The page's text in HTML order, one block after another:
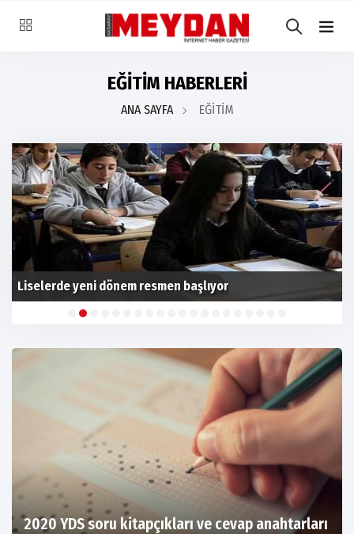
EĞİTİM HABERLERİ
ANA SAYFA EĞİTİM
Liselerde yeni dönem resmen başlıyor
2020 YDS soru kitapçıkları ve cevap anahtarları